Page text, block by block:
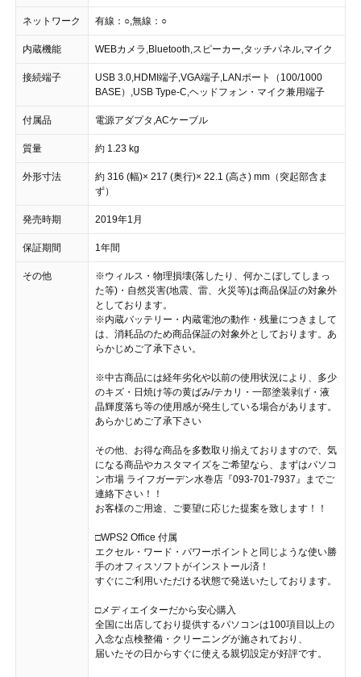
ネットワーク 有線：○,無線：○
内蔵機能 WEBカメラ,Bluetooth,スピーカー,タッチパネル,マイク
接続端子
USB 3.0,HDMI端子,VGA端子,LANポート（100/1000
BASE）,USB Type-C,ヘッドフォン・マイク兼用端子
付属品 電源アダプタ,ACケーブル
質量 約 1.23 kg
外形寸法
約 316 (幅)× 217 (奥行)× 22.1 (高さ) mm（突起部含ま
ず）
発売時期 2019年1月
保証期間 1年間
その他
※ウィルス・物理損壊(落したり、何かこぼしてしまっ
た等)・自然災害(地震、雷、火災等)は商品保証の対象外
としております。
※内蔵バッテリー・内蔵電池の動作・残量につきまして
は、消耗品のため商品保証の対象外としております。あ
らかじめご了承下さい。
※中古商品には経年劣化や以前の使用状況により、多少
のキズ・日焼け等の黄ばみ/テカリ・一部塗装剥げ・液
晶輝度落ち等の使用感が発生している場合があります。
あらかじめご了承下さい
その他、お得な商品を多数取り揃えておりますので、気
になる商品やカスタマイズをご希望なら、まずはパソコ
ン市場 ライフガーデン水巻店『093-701-7937』までご
連絡下さい！！
お客様のご用途、ご要望に応じた提案を致します！！
□WPS2 Office 付属
エクセル・ワード・パワーポイントと同じような使い勝
手のオフィスソフトがインストール済！
すぐにご利用いただける状態で発送いたしております。
□メディエイターだから安心購入
全国に出店しており提供するパソコンは100項目以上の
入念な点検整備・クリーニングが施されており、
届いたその日からすぐに使える親切設定が好評です。